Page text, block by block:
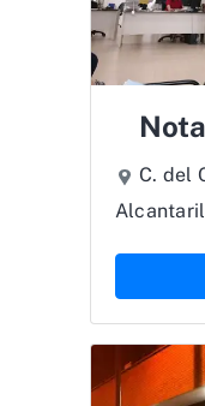
C. del